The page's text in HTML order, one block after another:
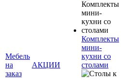
Мебель
на
заказ
АКЦИИ
Комплекты
мини-
кухни со
столами